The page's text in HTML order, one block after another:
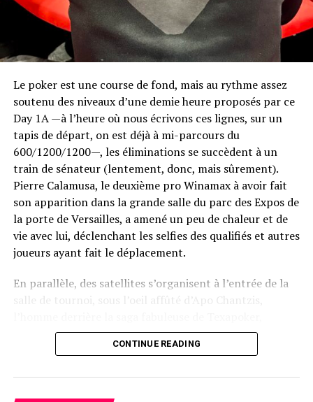
Le poker est une course de fond, mais au rythme assez
soutenu des niveaux d’une demie heure proposés par ce
Day 1A —à l’heure où nous écrivons ces lignes, sur un
tapis de départ, on est déjà à mi-parcours du
600/1200/1200—, les éliminations se succèdent à un
train de sénateur (lentement, donc, mais sûrement).
Pierre Calamusa, le deuxième pro Winamax à avoir fait
son apparition dans la grande salle du parc des Expos de
la porte de Versailles, a amené un peu de chaleur et de
vie avec lui, déclenchant les selfies des qualifiés et autres
joueurs ayant fait le déplacement.
En parallèle, des satellites s’organisent à l’entrée de la
salle de tournoi, sous l’oeil affûté d’Apo Chantzis,
devenu en quelques années le grand acteur
incontournable du poker live en France. Ses équipes
CONTINUE READING